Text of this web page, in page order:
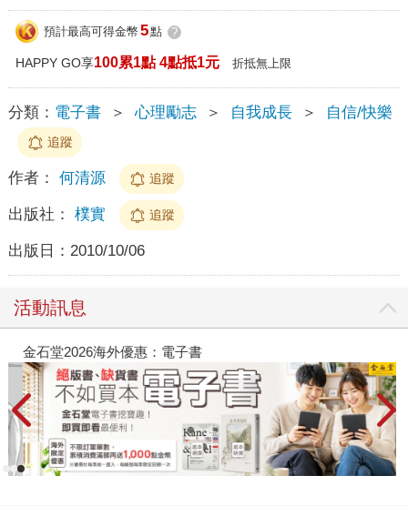
預計最高可得金幣 5點 ?
HAPPY GO享100累1點 4點抵1元 折抵無上限
分類： 電子書 ＞ 心理勵志 ＞ 自我成長 ＞ 自信/快樂
追蹤
作者： 何清源 追蹤
出版社： 樸實 追蹤
出版日： 2010/10/06
活動訊息
金石堂2026海外優惠：電子書